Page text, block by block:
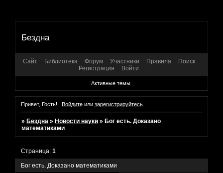
Бездна
Сайт Библиотека Форум Участники Правила
Поиск
Регистрация
Войти
Активные темы
Привет, Гость! Войдитеили зарегистрируйтесь.
»Бездна »Новости науки »Бог есть. Доказано
математиками
Бог есть. Доказано математиками
Страница:1